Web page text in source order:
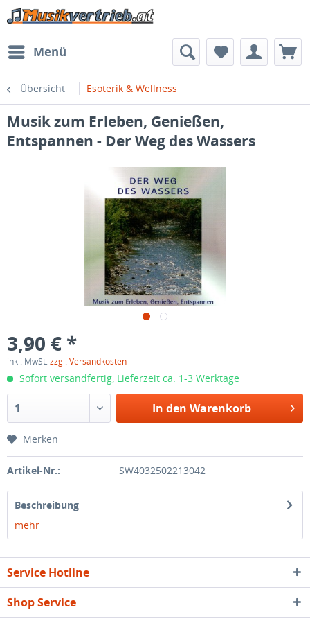
Menü
Übersicht Esoterik & Wellness
Musik zum Erleben, Genießen,
Entspannen - Der Weg des Wassers
3,90 € *
inkl. MwSt.zzgl. Versandkosten
Sofort versandfertig, Lieferzeit ca. 1-3 Werktage
In den Warenkorb
Merken
Artikel-Nr.: SW4032502213042
Beschreibung
mehr
Service Hotline
Shop Service